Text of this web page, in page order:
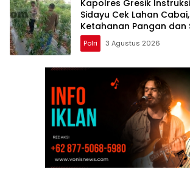
Kapolres Gresik
Sidayu Cek Lahan
Ketahanan Pangan
Polri 3 Agustus 2026